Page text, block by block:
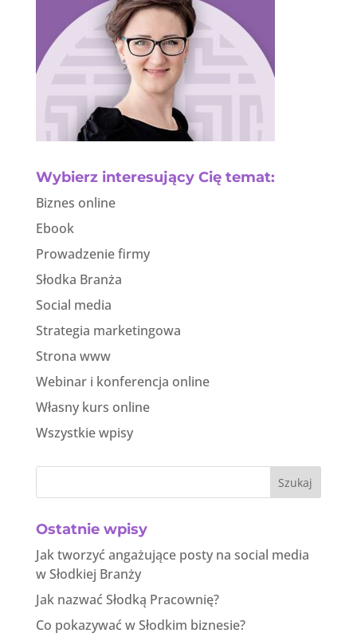
Wybierz interesujący Cię temat:
Biznes online
Ebook
Prowadzenie firmy
Słodka Branża
Social media
Strategia marketingowa
Strona www
Webinar i konferencja online
Własny kurs online
Wszystkie wpisy
Szukaj
Ostatnie wpisy
Jak tworzyć angażujące posty na social media
w Słodkiej Branży
Jak nazwać Słodką Pracownię?
Co pokazywać w Słodkim biznesie?